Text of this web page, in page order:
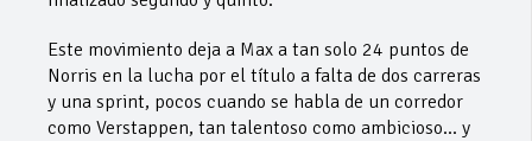
Este movimiento deja a Max a tan solo 24 puntos de
Norris en la lucha por el título a falta de dos carreras
y una sprint, pocos cuando se habla de un corredor
como Verstappen, tan talentoso como ambicioso… y